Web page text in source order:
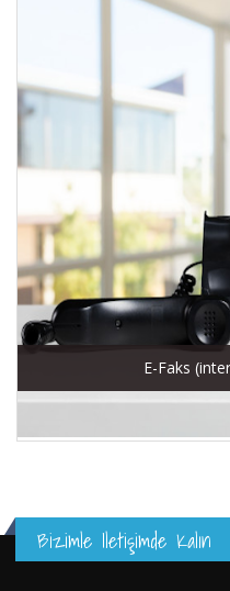
E-Faks
Bizimle Iletişimde Kalın